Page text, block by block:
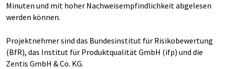
Minuten und mit hoher Nachweisempfindlichkeit abgelesen
werden können.
Projektnehmer sind das Bundesinstitut für Risikobewertung
(BfR), das Institut für Produktqualität GmbH (ifp) und die
Zentis GmbH & Co. KG.